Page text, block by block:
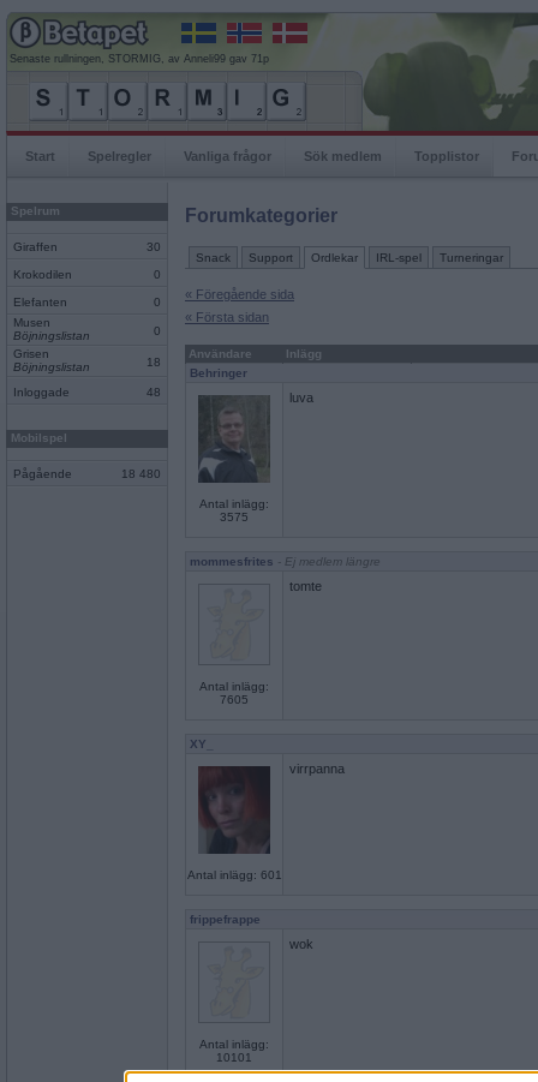
Senaste rullningen, STORMIG, av Anneli99 gav 71p
Start Spelregler Vanliga frågor Sök medlem Topplistor
Spelrum
Giraffen 30
Krokodilen 0
Elefanten
0
Musen
Böjningslistan
0
Grisen
Böjningslistan
18
Inloggade 48
Mobilspel
Pågående 18 480
Forumkategorier
Snack Support Ordlekar IRL-spel Turneringar
« Föregående sida
« Första sidan
Användare
Inlägg
Behringer
Antal inlägg:
3575
luva
mommesfrites - Ej medlem längre
Antal inlägg:
7605
tomte
XY_
Antal inlägg: 601
virrpanna
frippefrappe
Antal inlägg:
10101
wok